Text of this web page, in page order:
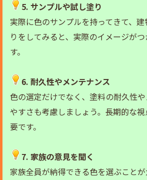
5. サンプルや試し塗り
実際に色のサンプルを持ってきて、
りをしてみると、実際のイメージが
す。
6. 耐久性やメンテナンス
色の選定だけでなく、塗料の耐久性
やすさも考慮しましょう。長期的な
要です。
7. 家族の意見を聞く
家族全員が納得できる色を選ぶこと